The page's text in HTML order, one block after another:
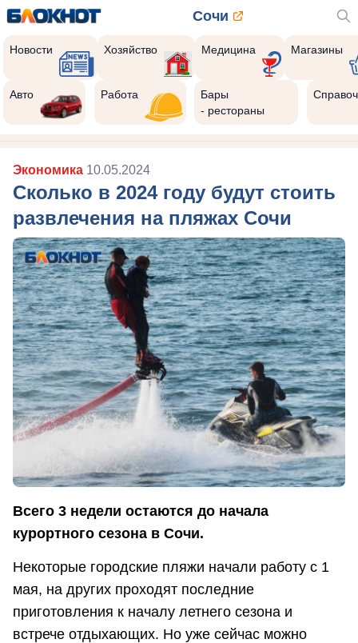
Сочи
Новости Хозяйство Медицина Магазины
Авто Работа
Бары
- рестораны
Экономика 10.05.2024
Сколько в 2024 году будут стоить
развлечения на пляжах Сочи
Всего 3 недели остаются до начала
курортного сезона в Сочи.
Некоторые городские пляжи начали работу с 1
мая, на других проходят последние
приготовления к началу летнего сезона и
встрече отдыхающих. Но уже сейчас можно